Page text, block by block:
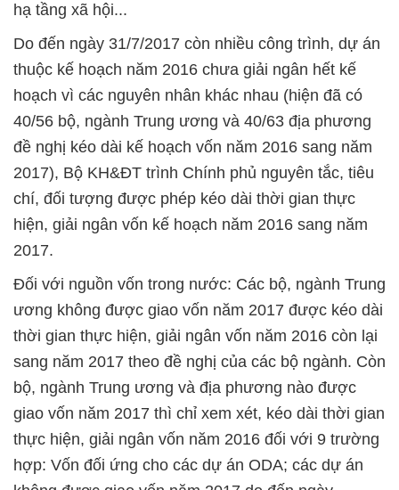
hạ tầng xã hội...
Do đến ngày 31/7/2017 còn nhiều công trình, dự án
thuộc kế hoạch năm 2016 chưa giải ngân hết kế
hoạch vì các nguyên nhân khác nhau (hiện đã có
40/56 bộ, ngành Trung ương và 40/63 địa phương
đề nghị kéo dài kế hoạch vốn năm 2016 sang năm
2017), Bộ KH&ĐT trình Chính phủ nguyên tắc, tiêu
chí, đối tượng được phép kéo dài thời gian thực
hiện, giải ngân vốn kế hoạch năm 2016 sang năm
2017.
Đối với nguồn vốn trong nước: Các bộ, ngành Trung
ương không được giao vốn năm 2017 được kéo dài
thời gian thực hiện, giải ngân vốn năm 2016 còn lại
sang năm 2017 theo đề nghị của các bộ ngành. Còn
bộ, ngành Trung ương và địa phương nào được
giao vốn năm 2017 thì chỉ xem xét, kéo dài thời gian
thực hiện, giải ngân vốn năm 2016 đối với 9 trường
hợp: Vốn đối ứng cho các dự án ODA; các dự án